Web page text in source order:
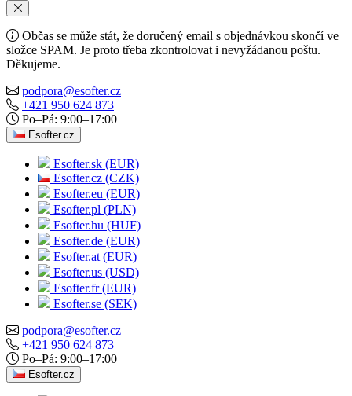
Občas se může stát, že doručený email s objednávkou skončí ve
složce SPAM. Je proto třeba zkontrolovat i nevyžádanou poštu.
Děkujeme.
podpora@esofter.cz
+421 950 624 873
Po–Pá: 9:00–17:00
Esofter.cz
Esofter.sk (EUR)
Esofter.cz (CZK)
Esofter.eu (EUR)
Esofter.pl (PLN)
Esofter.hu (HUF)
Esofter.de (EUR)
Esofter.at (EUR)
Esofter.us (USD)
Esofter.fr (EUR)
Esofter.se (SEK)
podpora@esofter.cz
+421 950 624 873
Po–Pá: 9:00–17:00
Esofter.cz